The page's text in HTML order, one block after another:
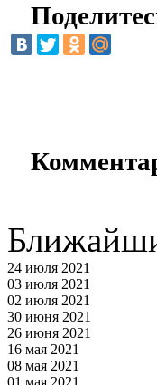
24 июля 2021
03 июля 2021
02 июля 2021
30 июня 2021
26 июня 2021
16 мая 2021
08 мая 2021
01 мая 2021